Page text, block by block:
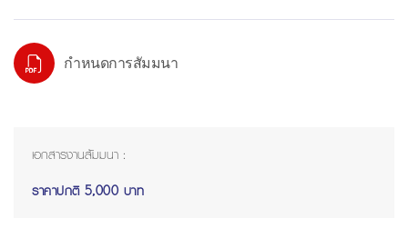
กำหนดการสัมมนา
เอกสารงานสัมมนา :
ราคาปกติ 5,000 บาท